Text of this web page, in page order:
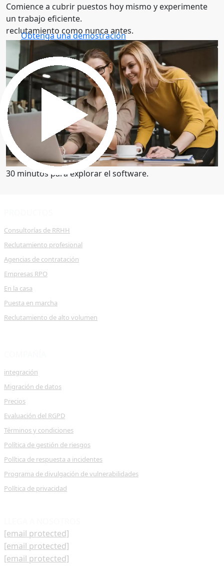
Comience a cubrir puestos hoy mismo y experimente
un trabajo eficiente.
reclutamiento como nunca antes.
Obtenga una demostración
30 minutos para explorar el software.
Obtenga una demostración
30 minutos para explorar el software.
Consultorías de RRHH
Reclutamiento profesional
Agencias de contratación
Empresas RPO
En la casa
Puesta en marcha
Reclutamiento de alto volumen
integración
Migración de datos
Precios
Evaluación del RGPD
Términos y condiciones
Política de gestión de riesgos
Política de respuesta a incidentes
Programa de divulgación de vulnerabilidades
Política de privacidad
[email protected]
[email protected]
[email protected]